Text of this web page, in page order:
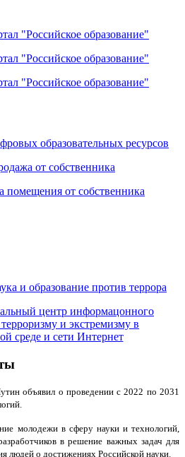
и образование против террора
центр информацонного
и экстремизму в
среде и сети Интернет
объявил о проведении с 2022 по 2031
молодежи в сферу науки и технологий,
в решение важных задач для
людей о достижениях Российской науки.